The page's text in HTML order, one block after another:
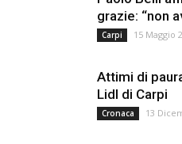
grazie: “non
Carpi 15 Maggio
Attimi di
Lidl di Carpi
Cronaca 13